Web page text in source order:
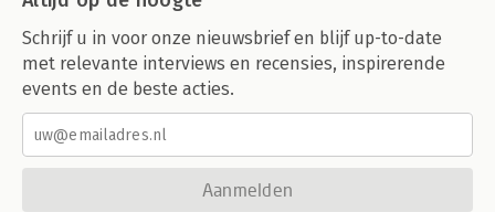
Schrijf u in voor onze nieuwsbrief en blijf up-to-date
met relevante interviews en recensies, inspirerende
events en de beste acties.
Aanmelden